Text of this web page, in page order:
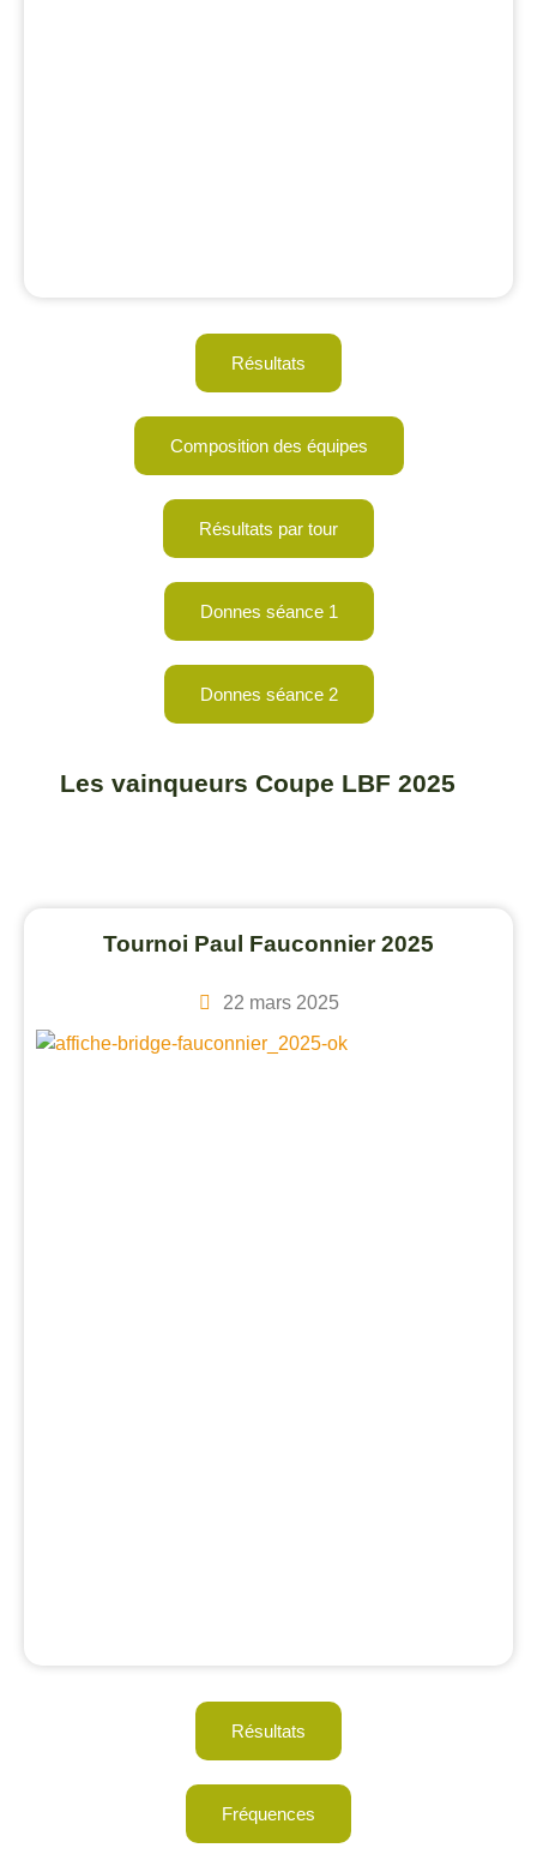
Résultats
Composition des équipes
Résultats par tour
Donnes séance 1
Donnes séance 2
Les vainqueurs Coupe LBF 2025
Tournoi Paul Fauconnier 2025
22 mars 2025
Résultats
Fréquences